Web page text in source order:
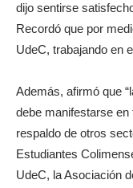
dijo sentirse
Recordó que por
UdeC, trabajando en
Además, afirmó que
debe manifestarse
respaldo de otros
Estudiantes
UdeC, la Asociación